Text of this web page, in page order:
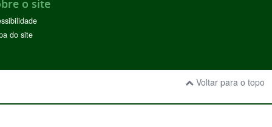
o site
do site
Voltar para o topo